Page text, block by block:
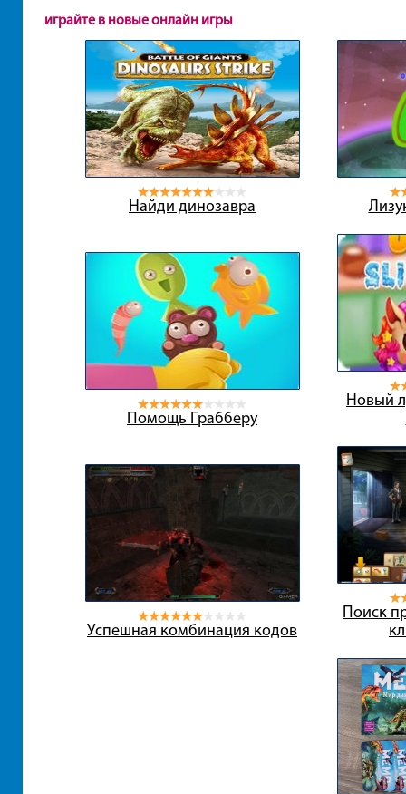
играйте в новые онлайн игры
Найди динозавра
Помощь Грабберу
Новый
Успешная комбинация кодов
Поиск